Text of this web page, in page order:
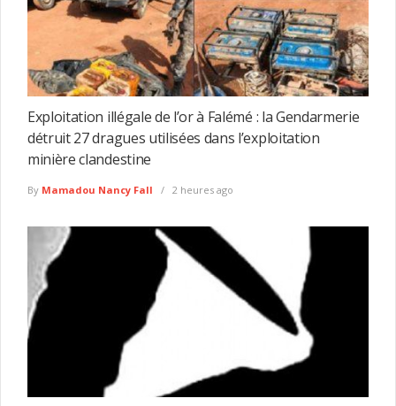
Exploitation illégale de l’or à Falémé : la Gendarmerie
détruit 27 dragues utilisées dans l’exploitation
minière clandestine
By Mamadou Nancy Fall 2 heures ago